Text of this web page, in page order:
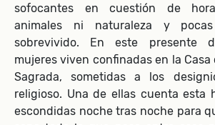
sofocantes en cuestión de
animales ni naturaleza y
sobrevivido. En este presente
mujeres viven confinadas en la Casa
Sagrada, sometidas a los
religioso. Una de ellas cuenta esta
escondidas noche tras noche para